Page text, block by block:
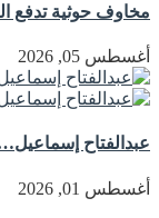
مخاوف حوثية تدفع
أغسطس 05, 2026
عبدالفتاح
أغسطس 01, 2026